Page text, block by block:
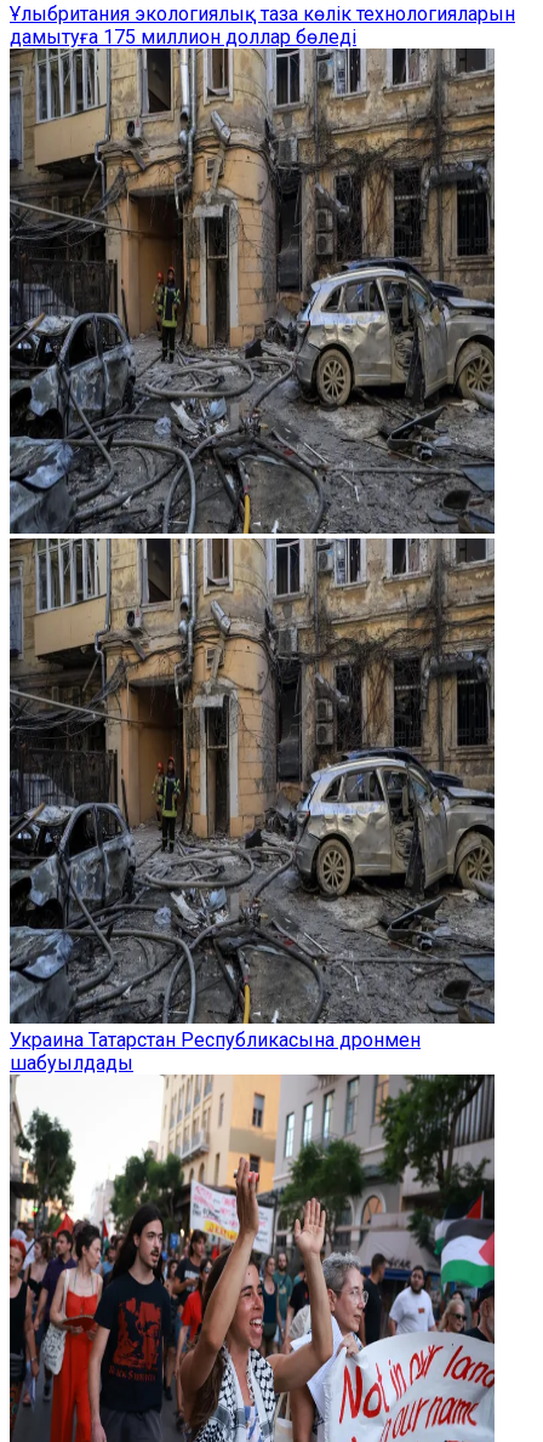
Ұлыбритания экологиялық таза көлік технологияларын
дамытуға 175 миллион доллар бөледі
Украина Татарстан Республикасына дронмен
шабуылдады